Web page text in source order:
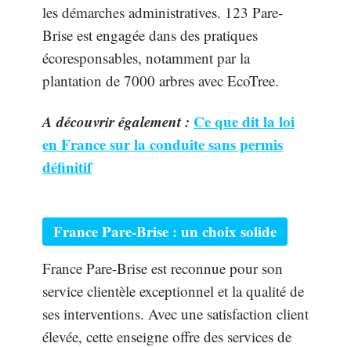
les démarches administratives. 123 Pare-
Brise est engagée dans des pratiques
écoresponsables, notamment par la
plantation de 7000 arbres avec EcoTree.
A découvrir également : Ce que dit la loi
en France sur la conduite sans permis
définitif
France Pare-Brise : un choix solide
France Pare-Brise est reconnue pour son
service clientèle exceptionnel et la qualité de
ses interventions. Avec une satisfaction client
élevée, cette enseigne offre des services de